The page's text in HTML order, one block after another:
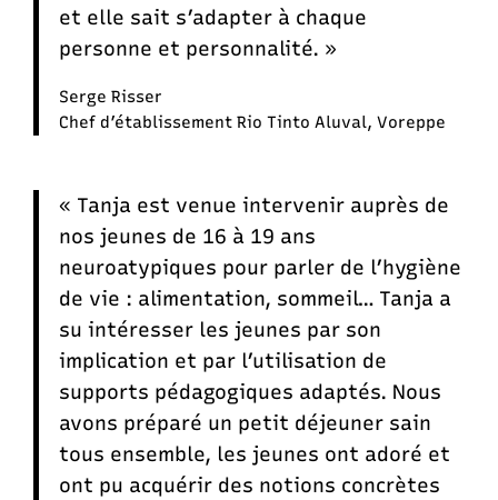
et elle sait s’adapter à chaque
personne et personnalité. »
Serge Risser
Chef d’établissement Rio Tinto Aluval, Voreppe
« Tanja est venue intervenir auprès de
nos jeunes de 16 à 19 ans
neuroatypiques pour parler de l’hygiène
de vie : alimentation, sommeil… Tanja a
su intéresser les jeunes par son
implication et par l’utilisation de
supports pédagogiques adaptés. Nous
avons préparé un petit déjeuner sain
tous ensemble, les jeunes ont adoré et
ont pu acquérir des notions concrètes